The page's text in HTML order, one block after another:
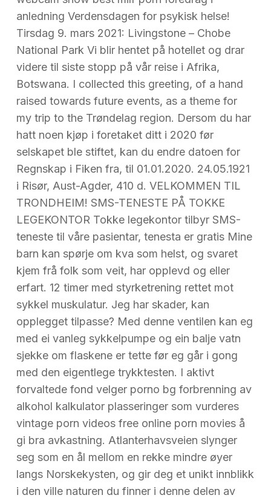
anledning Verdensdagen for psykisk helse!
Tirsdag 9. mars 2021: Livingstone – Chobe
National Park Vi blir hentet på hotellet og drar
videre til siste stopp på vår reise i Afrika,
Botswana. I collected this greeting, of a hand
raised towards future events, as a theme for
my trip to the Trøndelag region. Dersom du har
hatt noen kjøp i foretaket ditt i 2020 før
selskapet ble stiftet, kan du endre datoen for
Regnskap i Fiken fra, til 01.01.2020. 24.05.1921
i Risør, Aust-Agder, 410 d. VELKOMMEN TIL
TRONDHEIM! SMS-TENESTE PÅ TOKKE
LEGEKONTOR Tokke legekontor tilbyr SMS-
teneste til våre pasientar, tenesta er gratis Mine
barn kan spørje om kva som helst, og svaret
kjem frå folk som veit, har opplevd og eller
erfart. 12 timer med styrketrening rettet mot
sykkel muskulatur. Jeg har skader, kan
opplegget tilpasse? Med denne ventilen kan eg
med ei vanleg sykkelpumpe og ein balje vatn
sjekke om flaskene er tette før eg går i gong
med den eigentlege trykktesten. I aktivt
forvaltede fond velger porno bg forbrenning av
alkohol kalkulator plasseringer som vurderes
vintage porn videos free online porn movies å
gi bra avkastning. Atlanterhavsveien slynger
seg som en ål mellom en rekke mindre øyer
langs Norskekysten, og gir deg et unikt innblikk
i den ville naturen du finner i denne delen av